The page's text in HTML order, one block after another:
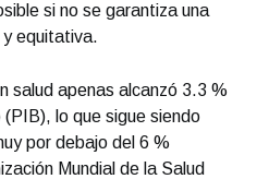
si no se garantiza una
y equitativa.
salud apenas alcanzó 3.3 %
lo que sigue siendo
por debajo del 6 %
Mundial de la Salud